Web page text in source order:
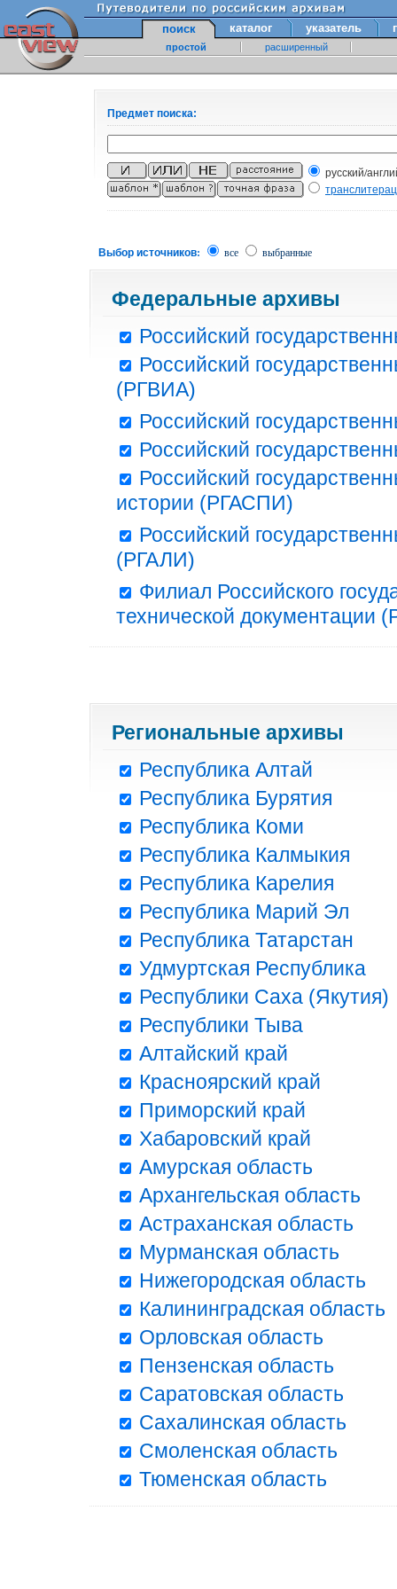
поиск каталог указатель
простой расширенный
Предмет поиска:
русский/
Выбор источников: все выбранные
Федеральные архивы
Российский
Российский
(РГВИА)
Российский
Российский
Российский
истории (РГАСПИ)
Российский
(РГАЛИ)
Филиал Российского
технической документации
Региональные архивы
Республика Алтай
Республика Бурятия
Республика Коми
Республика Калмыкия
Республика Карелия
Республика Марий Эл
Республика Татарстан
Удмуртская Республика
Республики Саха (Якутия)
Республики Тыва
Алтайский край
Красноярский край
Приморский край
Хабаровский край
Амурская область
Архангельская область
Астраханская область
Мурманская область
Нижегородская область
Калининградская область
Орловская область
Пензенская область
Саратовская область
Сахалинская область
Смоленская область
Тюменская область